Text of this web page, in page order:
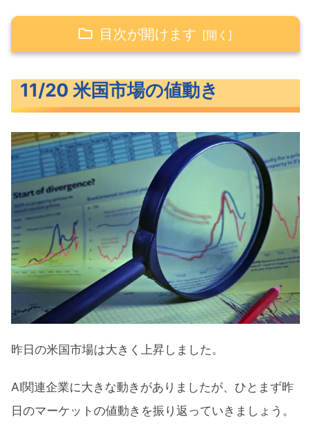
目次が開けます
大きく上昇した米主要3指数
S&P500ヒートマップ
セクター別パフォーマンス
S&P500チャート分析
米国市場のトピックス
マイクロソフトがアルトマン受け入れ
オープンAI崩壊の危機
勝利宣言にはまだ早いとリッチモンド
ン財務長官
11月の注目イベントについて
11/20 米国市場の値動き
昨日の米国市場は大きく上昇しました。
AI関連企業に大きな動きがありましたが、ひとまず昨
日のマーケットの値動きを振り返っていきましょう。